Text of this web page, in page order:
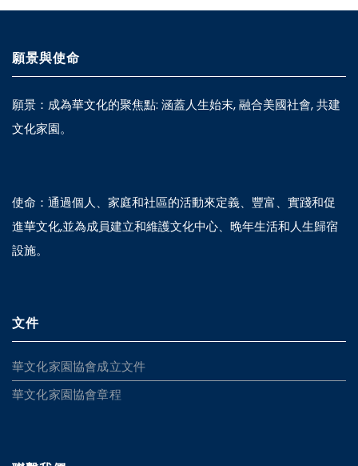
願景與使命
願景：成為華文化的聚焦點: 涵蓋人生始末, 融合美國社會, 共建
文化家園。
使命：通過個人、家庭和社區的活動來定義、豐富、實踐和促
進華文化,並為成員建立和維護文化中心、晚年生活和人生歸宿
設施。
文件
華文化家園協會成立文件
華文化家園協會章程